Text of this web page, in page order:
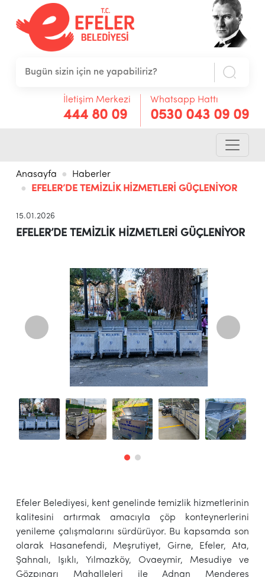
İletişim Merkezi
444 80 09
Whatsapp Hattı
0530 043 09 09
Anasayfa
Haberler
EFELER’DE TEMİZLİK HİZMETLERİ GÜÇLENİYOR
15.01.2026
EFELER’DE TEMİZLİK HİZMETLERİ GÜÇLENİYOR
Efeler Belediyesi, kent genelinde temizlik hizmetlerinin
kalitesini artırmak amacıyla çöp konteynerlerini
yenileme çalışmalarını sürdürüyor. Bu kapsamda son
olarak Hasanefendi, Meşrutiyet, Girne, Efeler, Ata,
Şahnalı, Işıklı, Yılmazköy, Ovaeymir, Mesudiye ve
Gözpınarı Mahalleleri ile Adnan Menderes